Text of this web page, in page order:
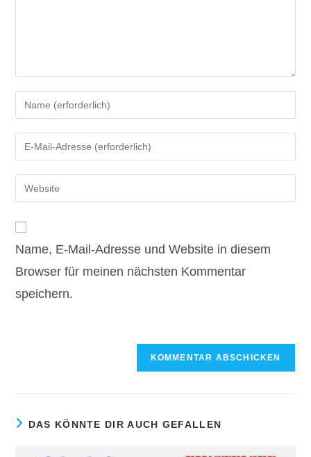
Gib
deinen
Namen
oder
zum
Kommentieren
ein
Gib
deine
E-
Mail-
Kommentieren
Gib
deine
URL
ein
(optional)
Name, E-Mail-Adresse und Website in diesem
Browser für meinen nächsten Kommentar
speichern.
DAS KÖNNTE DIR AUCH GEFALLEN